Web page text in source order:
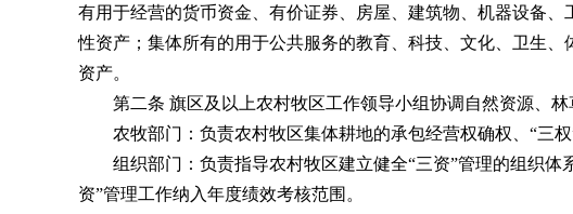
有用于经营的货币资金、有价证券、房屋、建筑物、机器设备
性资产；集体所有的用于公共服务的教育、科技、文化、卫生
资产。
第二条 旗区及以上农村牧区工作领导小组协调自然资源、林
农牧部门：负责农村牧区集体耕地的承包经营权确权、“三权
组织部门：负责指导农村牧区建立健全“三资”管理的组织体
资”管理工作纳入年度绩效考核范围。